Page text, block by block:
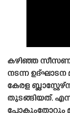
കഴിഞ്ഞ
നടന്ന
കേരള
തുടങ്ങിയത്.
പോകുംതോറും